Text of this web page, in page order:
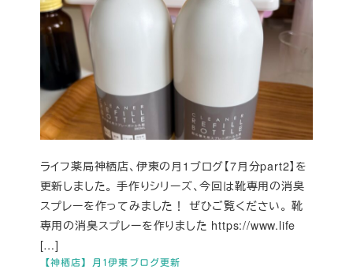
【神栖店】月1伊東ブログ更新
ライフ薬局神栖店、伊東の月1ブログ【7月分part2】を
更新しました。 手作りシリーズ、今回は靴専用の消臭
スプレーを作ってみました！ ぜひご覧ください。 靴
専用の消臭スプレーを作りました https://www.life
[…]